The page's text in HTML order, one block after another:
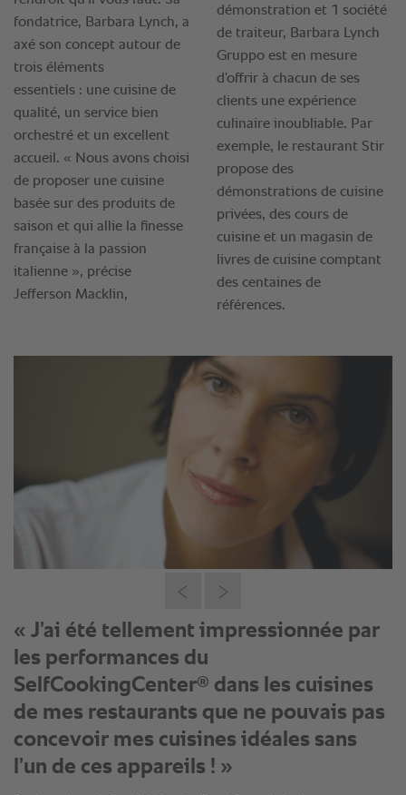
« Aucun plat ne quitte nos cuisines sans
être passé entre les mains, si je puis
dire, de l’un de nos systèmes de
cuisson SelfCookingCenter®. »
Jefferson Macklin, président et directeur de l’exploitation